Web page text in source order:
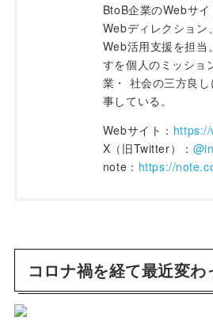
BtoB企業のWebサ
Webディレクション
Web活用支援を担当
すを個人のミッショ
業・ 社会の三方良
事している。
Webサイト：
X（旧Twitter）：
note： https://
コロナ禍を経て最近変わ